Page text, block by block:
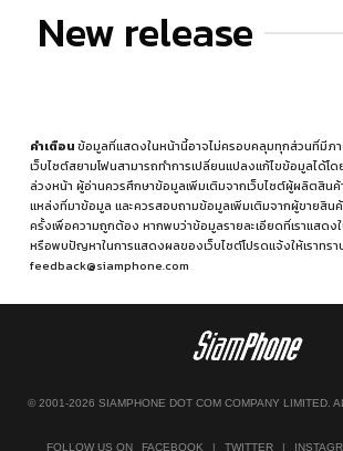
New release
คำเตือนข้อมูลที่แสดงในหน้านี้อาจไม่ครอบคลุมทุกส่วนที่มีภา
เว็บไซต์สยามโฟนสามารถทำการเปลี่ยนแปลงแก้ไขข้อมูลได้โ
ล่วงหน้า ผู้อ่านควรศึกษาข้อมูลเพิ่มเติมจากเว็บไซต์ผู้ผลิตสินค้
แหล่งที่มาข้อมูล และควรสอบถามข้อมูลเพิ่มเติมจากผู้ขายสิ
ครั้งเพื่อความถูกต้อง หากพบว่าข้อมูลรายละเอียดที่เราแสด
หรือพบปัญหาในการแสดงผลของเว็บไซต์โปรดแจ้งให้เราทรา
feedback@siamphone.com
© 2001-2026 SIAMPHONE DOT COM COMPANY LIMITED.
FOLLOW US ON FACEBOOK | TWITTER |